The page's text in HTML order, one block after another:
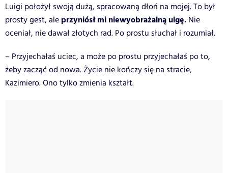
Luigi położył swoją dużą, spracowaną dłoń na mojej. To był
prosty gest, ale przyniósł mi niewyobrażalną ulgę. Nie
oceniał, nie dawał złotych rad. Po prostu słuchał i rozumiał.
– Przyjechałaś uciec, a może po prostu przyjechałaś po to,
żeby zacząć od nowa. Życie nie kończy się na stracie,
Kazimiero. Ono tylko zmienia kształt.